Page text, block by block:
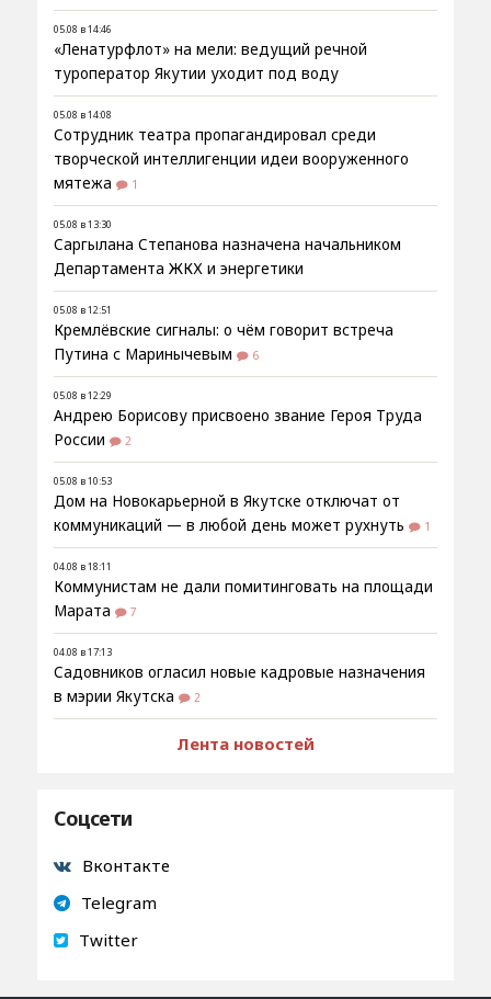
05.08 в 14:46
«Ленатурфлот» на мели: ведущий речной
туроператор Якутии уходит под воду
05.08 в 14:08
Сотрудник театра пропагандировал среди
творческой интеллигенции идеи вооруженного
мятежа
1
05.08 в 13:30
Саргылана Степанова назначена начальником
Департамента ЖКХ и энергетики
05.08 в 12:51
Кремлёвские сигналы: о чём говорит встреча
Путина с Маринычевым
6
05.08 в 12:29
Андрею Борисову присвоено звание Героя Труда
России
2
05.08 в 10:53
Дом на Новокарьерной в Якутске отключат от
коммуникаций — в любой день может рухнуть
1
04.08 в 18:11
Коммунистам не дали помитинговать на площади
Марата
7
04.08 в 17:13
Садовников огласил новые кадровые назначения
в мэрии Якутска
2
Лента новостей
Соцсети
Вконтакте
Telegram
Twitter